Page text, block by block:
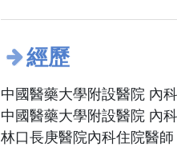
經歷
中國醫藥大學附設醫院 內
中國醫藥大學附設醫院 內
林口長庚醫院內科住院醫師